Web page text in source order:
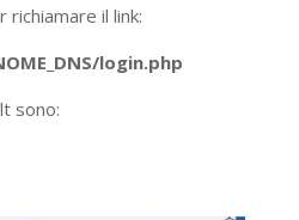
il link:
login.php
sono: